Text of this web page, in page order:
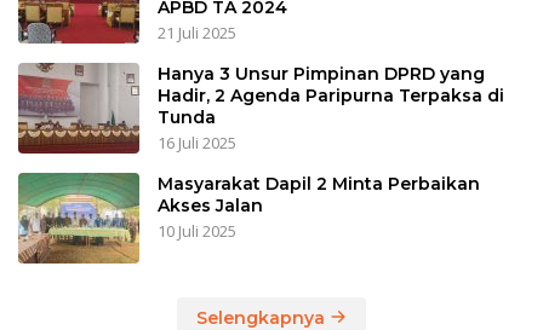
APBD TA 2024
21 Juli 2025
Hanya 3 Unsur Pimpinan DPRD yang
Hadir, 2 Agenda Paripurna Terpaksa di
Tunda
16 Juli 2025
Masyarakat Dapil 2 Minta Perbaikan
Akses Jalan
10 Juli 2025
Selengkapnya